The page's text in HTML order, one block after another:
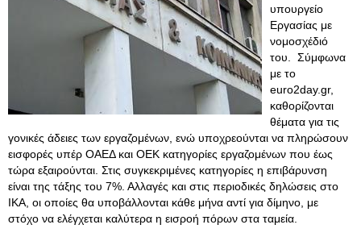
υπουργείο
Εργασίας με
νομοσχέδιό
του. Σύμφωνα
με το
euro2day.gr,
καθορίζονται
θέματα για τις
γονικές άδειες των εργαζομένων, ενώ υποχρεούνται να πληρώσουν
εισφορές υπέρ ΟΑΕΔ και ΟΕΚ κατηγορίες εργαζομένων που έως
τώρα εξαιρούνται. Στις συγκεκριμένες κατηγορίες η επιβάρυνση
είναι της τάξης του 7%. Αλλαγές και στις περιοδικές δηλώσεις στο
ΙΚΑ, οι οποίες θα υποβάλλονται κάθε μήνα αντί για δίμηνο, με
στόχο να ελέγχεται καλύτερα η εισροή πόρων στα ταμεία.